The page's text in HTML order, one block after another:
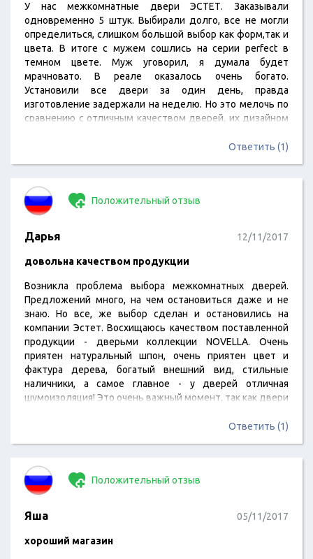
У нас межкомнатные двери ЭСТЕТ. Заказывали
одновременно 5 штук. Выбирали долго, все не могли
определиться, слишком большой выбор как форм,так и
цвета. В итоге с мужем сошлись на серии perfect в
темном цвете. Муж уговорил, я думала будет
мрачновато. В реале оказалось очень богато.
Установили все двери за один день, правда
изготовление задержали на неделю. Но это мелочь по
сравнению с отличным качеством дверей, их дизайном
Ответить (1)
Положительный отзыв
Дарья 12/11/2017
довольна качеством продукции
Возникла проблема выбора межкомнатных дверей.
Предложений много, на чем остановиться даже и не
знаю. Но все, же выбор сделан и остановились на
компании Эстет. Восхищаюсь качеством поставленной
продукции - дверьми коллекции NOVELLA. Очень
приятен натуральный шпон, очень приятен цвет и
фактура дерева, богатый внешний вид, стильные
наличники, а самое главное - у дверей отличная
шумоизоляция! Это очень важный момент, так как двери
пропускаю лишние звуки! В общем, установили нам
месяц…
Ответить (1)
Положительный отзыв
Яша 05/11/2017
хороший магазин